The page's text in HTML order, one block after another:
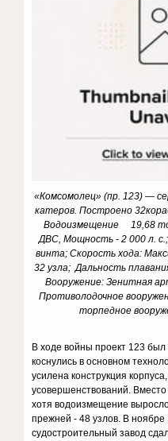
«Комсомолец» (пр. 123) —
катеров. Построено
Водоизмещение 19,68
ДВС, Мощность - 2 000 л.
винта; Скорость хода:
32 узла; Дальность
Вооружение: Зенитная
Противолодочное
торпедное
В ходе войны проект 123
коснулись в основном
усилена конструкция
усовершенствований.
хотя водоизмещение
прежней - 48 узлов. В ноябре
судостроительный завод